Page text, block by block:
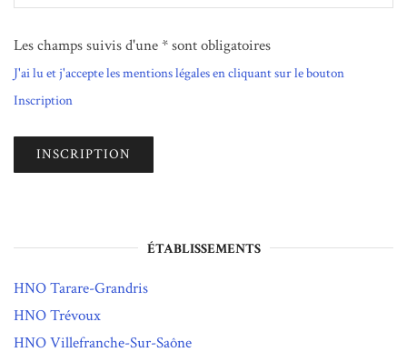
Les champs suivis d'une * sont obligatoires
J'ai lu et j'accepte les mentions légales en cliquant sur le bouton
Inscription
ÉTABLISSEMENTS
HNO Tarare-Grandris
HNO Trévoux
HNO Villefranche-Sur-Saône